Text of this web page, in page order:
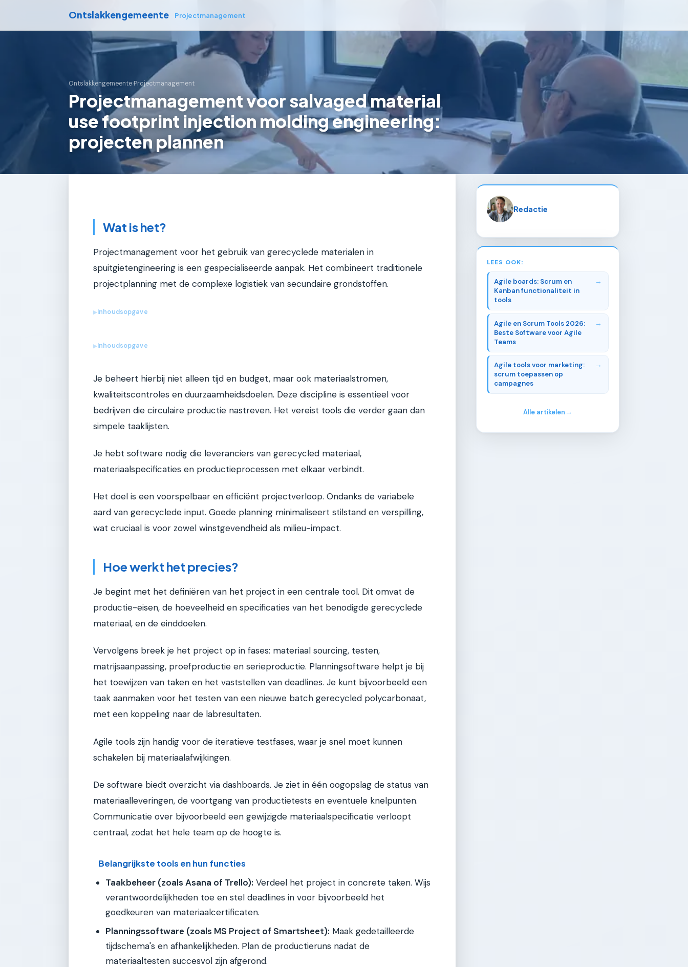
Ontslakkengemeente Projectmanagement
Ontslakkengemeente›Projectmanagement
Projectmanagement voor salvaged material
use footprint injection molding engineering:
projecten plannen
Wat is het?
Projectmanagement voor het gebruik van gerecyclede materialen in
spuitgietengineering is een gespecialiseerde aanpak. Het combineert traditionele
projectplanning met de complexe logistiek van secundaire grondstoffen.
▶Inhoudsopgave
▶Inhoudsopgave
Je beheert hierbij niet alleen tijd en budget, maar ook materiaalstromen,
kwaliteitscontroles en duurzaamheidsdoelen. Deze discipline is essentieel voor
bedrijven die circulaire productie nastreven. Het vereist tools die verder gaan dan
simpele taaklijsten.
Je hebt software nodig die leveranciers van gerecycled materiaal,
materiaalspecificaties en productieprocessen met elkaar verbindt.
Het doel is een voorspelbaar en efficiënt projectverloop. Ondanks de variabele
aard van gerecyclede input. Goede planning minimaliseert stilstand en verspilling,
wat cruciaal is voor zowel winstgevendheid als milieu-impact.
Hoe werkt het precies?
Je begint met het definiëren van het project in een centrale tool. Dit omvat de
productie-eisen, de hoeveelheid en specificaties van het benodigde gerecyclede
materiaal, en de einddoelen.
Vervolgens breek je het project op in fases: materiaal sourcing, testen,
matrijsaanpassing, proefproductie en serieproductie. Planningsoftware helpt je bij
het toewijzen van taken en het vaststellen van deadlines. Je kunt bijvoorbeeld een
taak aanmaken voor het testen van een nieuwe batch gerecycled polycarbonaat,
met een koppeling naar de labresultaten.
Agile tools zijn handig voor de iteratieve testfases, waar je snel moet kunnen
schakelen bij materiaalafwijkingen.
De software biedt overzicht via dashboards. Je ziet in één oogopslag de status van
materiaalleveringen, de voortgang van productietests en eventuele knelpunten.
Communicatie over bijvoorbeeld een gewijzigde materiaalspecificatie verloopt
centraal, zodat het hele team op de hoogte is.
Belangrijkste tools en hun functies
Taakbeheer (zoals Asana of Trello): Verdeel het project in concrete taken. Wijs
verantwoordelijkheden toe en stel deadlines in voor bijvoorbeeld het
goedkeuren van materiaalcertificaten.
Planningssoftware (zoals MS Project of Smartsheet): Maak gedetailleerde
tijdschema's en afhankelijkheden. Plan de productieruns nadat de
materiaaltesten succesvol zijn afgerond.
Redactie
LEES OOK:
Agile boards: Scrum en
Kanban functionaliteit in
tools
Agile en Scrum Tools 2026:
Beste Software voor Agile
Teams
Agile tools voor marketing:
scrum toepassen op
campagnes
Alle artikelen